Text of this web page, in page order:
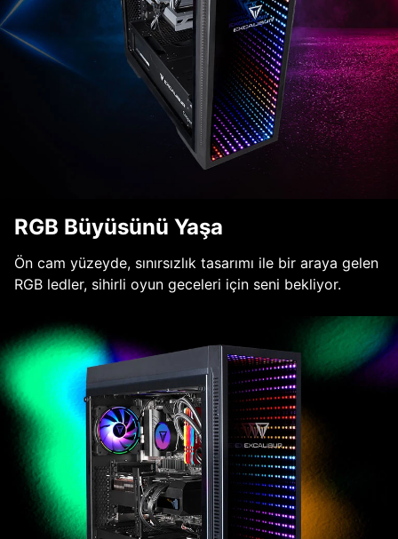
RGB Büyüsünü Yaşa
Ön cam yüzeyde, sınırsızlık tasarımı ile bir araya gelen
RGB ledler, sihirli oyun geceleri için seni bekliyor.